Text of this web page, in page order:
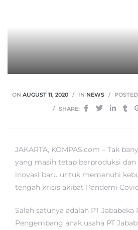
ON AUGUST 11, 2020 IN NEWS
SHARE:
JAKARTA, KOMPAS.com – Tak
yang masih tetap berproduksi dan
inovasi baru untuk memenuhi
tengah krisis akibat Pandemi
Salah satunya adalah PT Jababeka
Pengembang anak usaha PT